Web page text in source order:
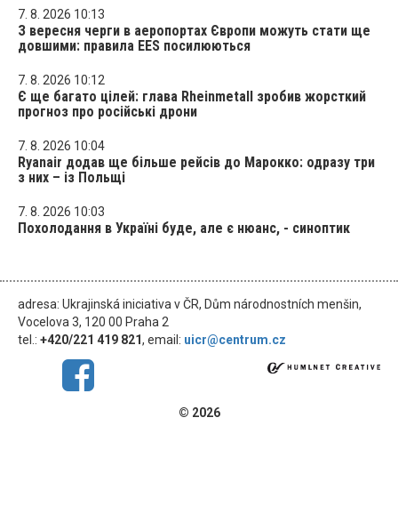
7. 8. 2026 10:13
З вересня черги в аеропортах Європи можуть стати ще
довшими: правила EES посилюються
7. 8. 2026 10:12
Є ще багато цілей: глава Rheinmetall зробив жорсткий
прогноз про російські дрони
7. 8. 2026 10:04
Ryanair додав ще більше рейсів до Марокко: одразу три
з них – із Польщі
7. 8. 2026 10:03
Похолодання в Україні буде, але є нюанс, - синоптик
adresa: Ukrajinská iniciativa v ČR, Dům národnostních menšin,
Vocelova 3, 120 00 Praha 2
tel.: +420/221 419 821, email: uicr@centrum.cz
© 2026